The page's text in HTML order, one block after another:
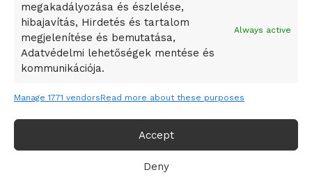
megakadályozása és észlelése,
hibajavítás, Hirdetés és tartalom
megjelenítése és bemutatása,
Adatvédelmi lehetőségek mentése és
kommunikációja.
Always active
Manage 1771 vendorsRead more about these purposes
Accept
Deny
Kuramagomedov ötödik, Muszukajev elődöntős – Birkózó
világkupa